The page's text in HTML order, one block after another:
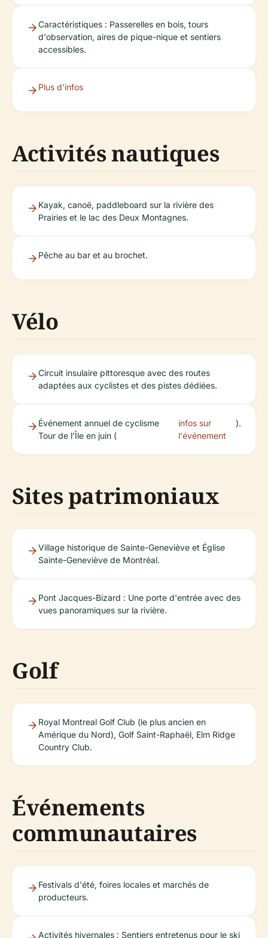
Caractéristiques : Passerelles en bois, tours
d'observation, aires de pique-nique et sentiers
accessibles.
Plus d'infos
Activités nautiques
Kayak, canoë, paddleboard sur la rivière des
Prairies et le lac des Deux Montagnes.
Pêche au bar et au brochet.
Vélo
Circuit insulaire pittoresque avec des routes
adaptées aux cyclistes et des pistes dédiées.
Événement annuel de cyclisme
Tour de l’Île en juin (
infos sur
l'événement
).
Sites patrimoniaux
Village historique de Sainte-Geneviève et Église
Sainte-Geneviève de Montréal.
Pont Jacques-Bizard : Une porte d'entrée avec des
vues panoramiques sur la rivière.
Golf
Royal Montreal Golf Club (le plus ancien en
Amérique du Nord), Golf Saint-Raphaël, Elm Ridge
Country Club.
Événements
communautaires
Festivals d'été, foires locales et marchés de
producteurs.
Activités hivernales : Sentiers entretenus pour le ski